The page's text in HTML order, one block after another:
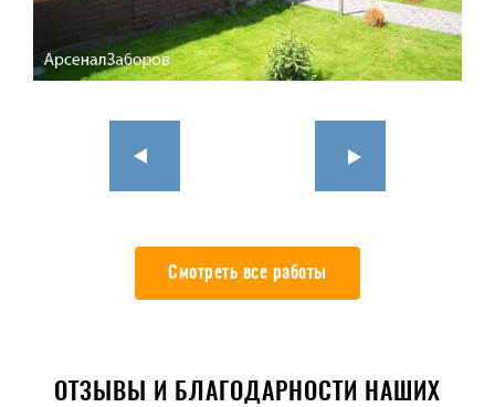
Смотреть все работы
ОТЗЫВЫ И БЛАГОДАРНОСТИ НАШИХ